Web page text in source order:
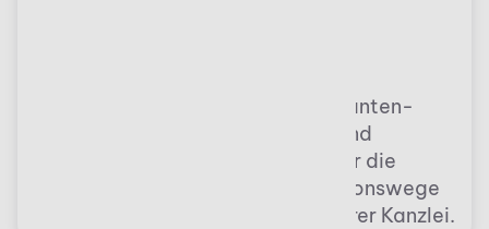
In Kombination mit unserer Mandanten­
software Stotax Select senden und
empfangen Sie Belege sicher über die
Cloud. Das verkürzt Kommunikations­wege
und erhöht die Service­qualität Ihrer Kanzlei.